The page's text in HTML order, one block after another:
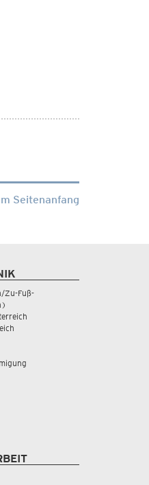
Seitenanfang
Zu-Fuß-